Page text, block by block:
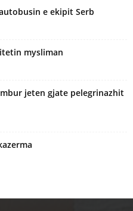
e ekipit Serb
mysliman
jeten gjate pelegrinazhit